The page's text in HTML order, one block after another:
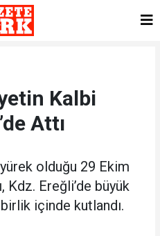
Kalbi
Attı
olduğu 29 Ekim
Kdz. Ereğli’de büyük
içinde kutlandı.